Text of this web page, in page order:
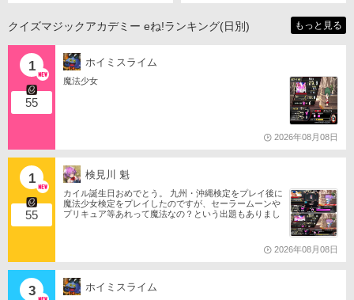
クイズマジックアカデミー eね!ランキング(日別) もっと見る
1
55
ホイミスライム
魔法少女
2026年08月08日
1
55
検見川 魁
カイル誕生日おめでとう。 九州・沖縄検定をプレイ後に
魔法少女検定をプレイしたのですが、セーラームーンや
プリキュア等あれって魔法なの？という出題もありまし
2026年08月08日
3 ホイミスライム